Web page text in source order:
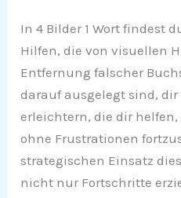
In 4 Bilder 1 Wort findest
Hilfen, die von visuellen
Entfernung falscher
darauf ausgelegt sind, dir
erleichtern, die dir
ohne Frustrationen
strategischen Einsatz
nicht nur Fortschritte